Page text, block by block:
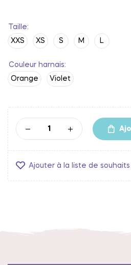
Taille
XXS
XS S M L
Couleur harnais
Orange
Violet
Ajouter à la liste de souhaits